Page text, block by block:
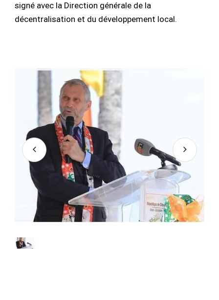
signé avec la Direction générale de la
décentralisation et du développement local.